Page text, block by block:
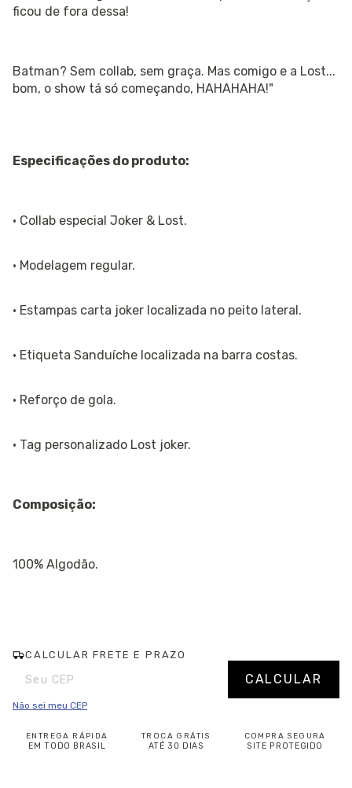
ficou de fora dessa!
Batman? Sem collab, sem graça. Mas comigo e a Lost...
bom, o show tá só começando, HAHAHAHA!"
Especificações do produto:
· Collab especial Joker & Lost.
· Modelagem regular.
· Estampas carta joker localizada no peito lateral.
· Etiqueta Sanduíche localizada na barra costas.
· Reforço de gola.
· Tag personalizado Lost joker.
Composição:
100% Algodão.
CALCULAR FRETE E PRAZO
Entregas para o CEP: Alterar CEP
CALCULAR
Não sei meu CEP
ENTREGA RÁPIDA
EM TODO BRASIL
TROCA GRÁTIS
ATÉ 30 DIAS
COMPRA SEGURA
SITE PROTEGIDO